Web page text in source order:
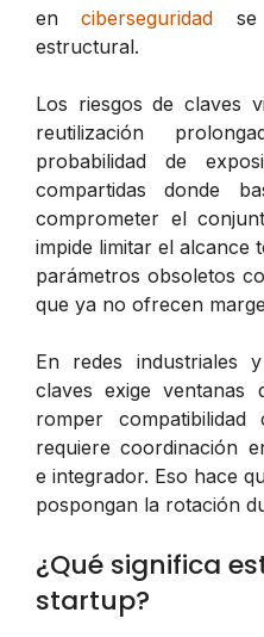
enciberseguridad se
estructural.
Los riesgos de claves
reutilización
probabilidad de
compartidas donde
comprometer el
impide limitar el alcance
parámetros obsoletos
que ya no ofrecen
En redes industriales
claves exige ventanas
romper
requiere coordinación
e integrador. Eso hace
pospongan la rotación
¿Qué significa
startup?